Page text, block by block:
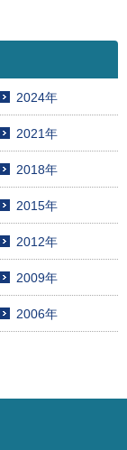
2024年
2021年
2018年
2015年
2012年
2009年
2006年